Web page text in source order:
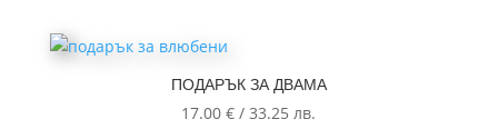
ПОДАРЪК ЗА ДВАМА
17.00€ /33.25 лв.